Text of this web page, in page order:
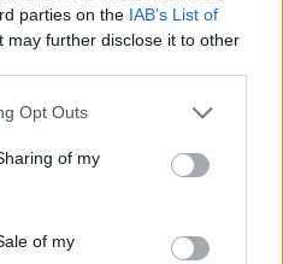
parties on the IAB’s List of
may further disclose it to other
uses one or more Google
behaviour. You may click to
and its third-party tags to
purposes in below Google
Opt Outs
of my
of my
Νέο βίντεο με τον
Μοτζτάμπα Χαμενεΐ